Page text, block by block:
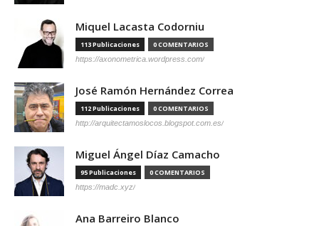
Miquel Lacasta Codorniu
113 Publicaciones 0 COMENTARIOS
https://axonometrica.wordpress.com/
José Ramón Hernández Correa
112 Publicaciones 0 COMENTARIOS
http://arquitectamoslocos.blogspot.com.es/
Miguel Ángel Díaz Camacho
95 Publicaciones 0 COMENTARIOS
https://madc.xyz/
Ana Barreiro Blanco